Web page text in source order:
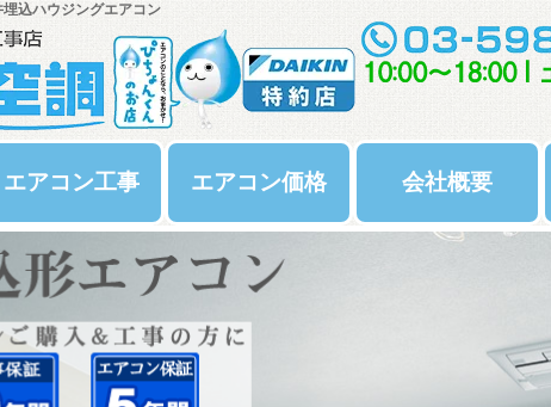
込ハウジングエアコン
エアコン工事 エアコン価格 会社概要